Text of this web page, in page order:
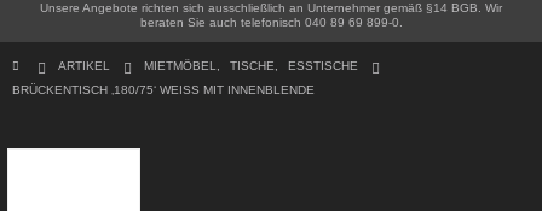
Unsere Angebote richten sich ausschließlich an Unternehmer gemäß §14 BGB. Wir
beraten Sie auch telefonisch 040 89 69 899-0.
ARTIKEL MIETMÖBEL TISCHE
ESSTISCHE
BRÜCKENTISCH ‚180/75‘ WEISS MIT INNENBLENDE